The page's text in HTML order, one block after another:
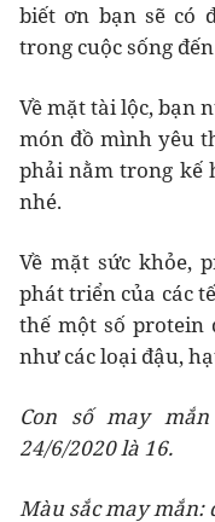
biết ơn bạn sẽ có
trong cuộc sống
Về mặt tài lộc, bạn
món đồ mình yêu
phải nằm trong kế
nhé.
Về mặt sức khỏe,
phát triển của các
thế một số protein
như các loại đậu,
Con số may
24/6/2020 là 16.
Màu sắc may mắn: